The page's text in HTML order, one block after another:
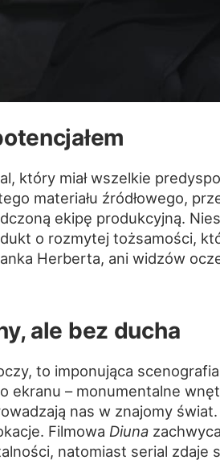
który miał wszelkie
materiału źródłowego,
ekipę produkcyjną.
o rozmytej tożsamości,
Herberta, ani widzów
ale bez ducha
to imponująca
ekranu – monumentalne
nas w znajomy
Filmowa Diuna
natomiast serial zdaje